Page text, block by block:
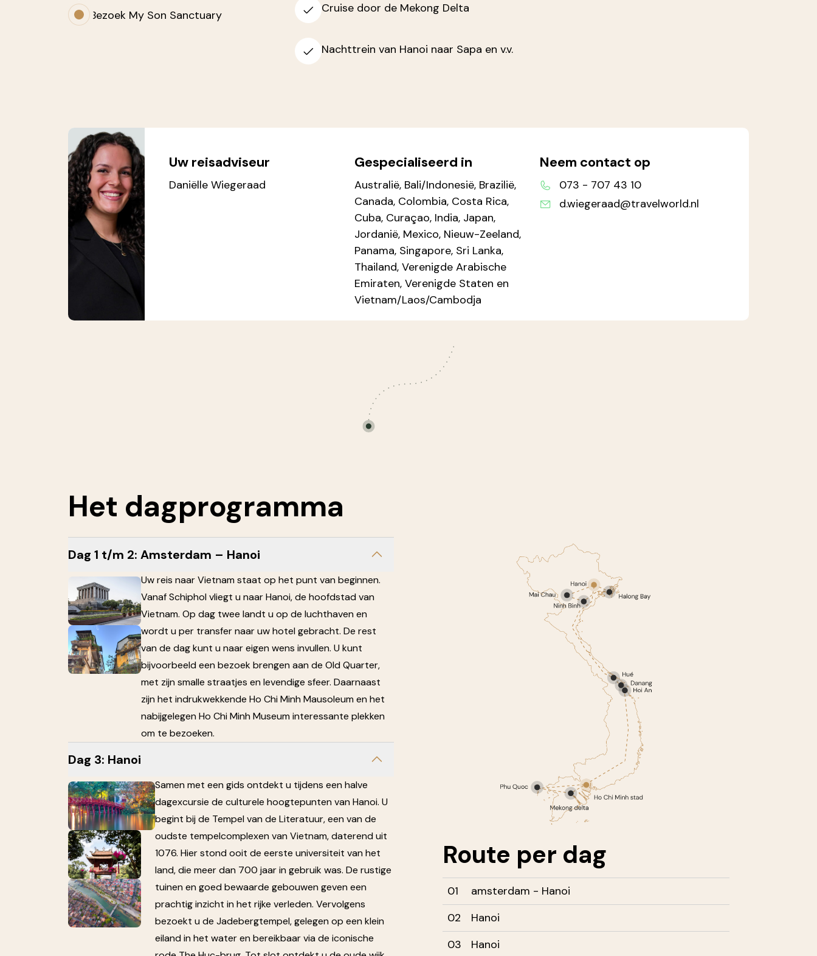
Bezoek My Son Sanctuary Cruise door de Mekong Delta
Nachttrein van Hanoi naar Sapa en v.v.
Uw reisadviseur
Daniëlle Wiegeraad
Gespecialiseerd in
Australië, Bali/Indonesië, Brazilië,
Canada, Colombia, Costa Rica,
Cuba, Curaçao, India, Japan,
Jordanië, Mexico, Nieuw-Zeeland,
Panama, Singapore, Sri Lanka,
Thailand, Verenigde Arabische
Emiraten, Verenigde Staten en
Vietnam/Laos/Cambodja
Neem contact op
073 - 707 43 10
d.wiegeraad@travelworld.nl
Het dagprogramma
Dag 1 t/m 2: Amsterdam – Hanoi
Uw reis naar Vietnam staat op het punt van beginnen.
Vanaf Schiphol vliegt u naar Hanoi, de hoofdstad van
Vietnam. Op dag twee landt u op de luchthaven en
wordt u per transfer naar uw hotel gebracht. De rest
van de dag kunt u naar eigen wens invullen. U kunt
bijvoorbeeld een bezoek brengen aan de Old Quarter,
met zijn smalle straatjes en levendige sfeer. Daarnaast
zijn het indrukwekkende Ho Chi Minh Mausoleum en het
nabijgelegen Ho Chi Minh Museum interessante plekken
om te bezoeken.
Dag 3: Hanoi
Samen met een gids ontdekt u tijdens een halve
dagexcursie de culturele hoogtepunten van Hanoi. U
begint bij de Tempel van de Literatuur, een van de
oudste tempelcomplexen van Vietnam, daterend uit
1076. Hier stond ooit de eerste universiteit van het
land, die meer dan 700 jaar in gebruik was. De rustige
tuinen en goed bewaarde gebouwen geven een
prachtig inzicht in het rijke verleden. Vervolgens
bezoekt u de Jadebergtempel, gelegen op een klein
eiland in het water en bereikbaar via de iconische
Route per dag
01
amsterdam - Hanoi
02
Hanoi
03
Hanoi